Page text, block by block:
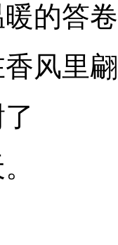
的答
风里